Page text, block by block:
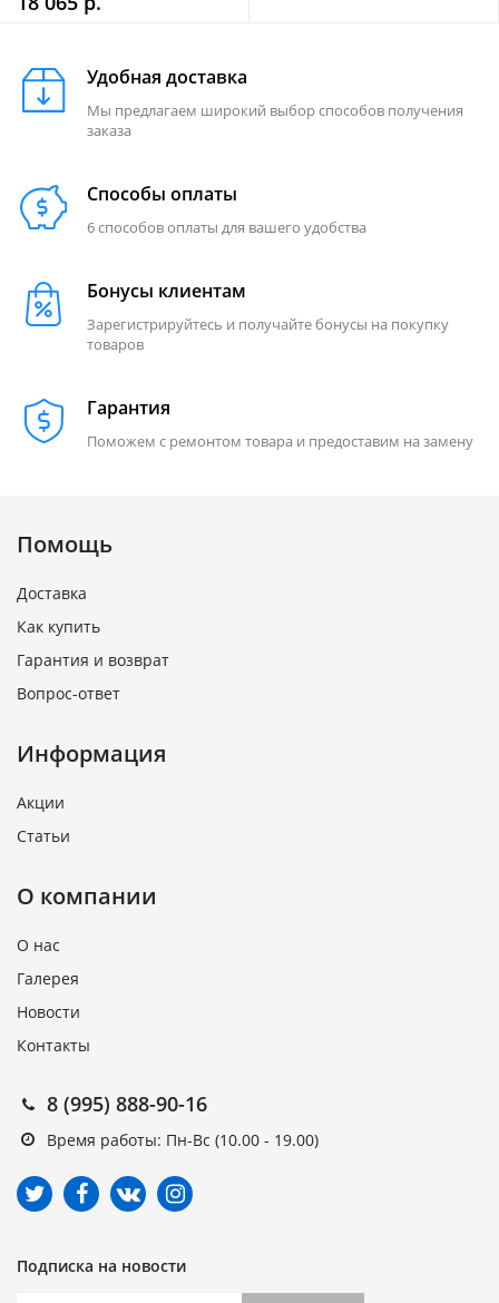
Удобная доставка
Мы предлагаем широкий выбор способов получения
заказа
Способы оплаты
6 способов оплаты для вашего удобства
Бонусы клиентам
Зарегистрируйтесь и получайте бонусы на покупку
товаров
Гарантия
Поможем с ремонтом товара и предоставим на замену
Помощь
Доставка
Как купить
Гарантия и возврат
Вопрос-ответ
Информация
Акции
Статьи
О компании
О нас
Галерея
Новости
Контакты
8 (995) 888-90-16
Время работы: Пн-Вс (10.00 - 19.00)
Подписка на новости